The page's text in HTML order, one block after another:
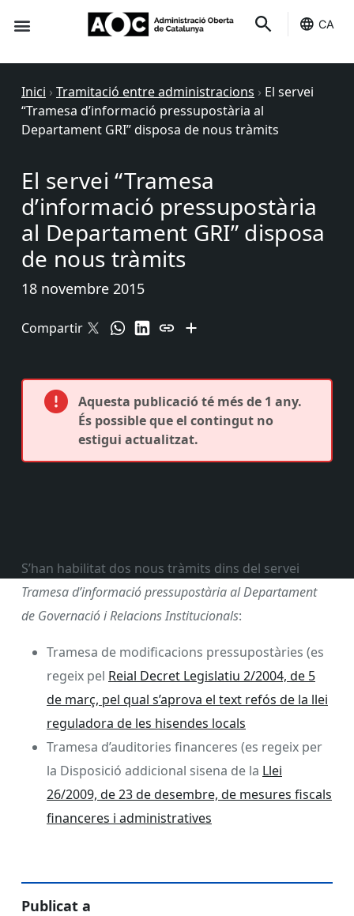
CA
Inici › Tramitació entre administracions › El servei
“Tramesa d’informació pressupostària al
Departament GRI” disposa de nous tràmits
El servei “Tramesa
d’informació pressupostària
al Departament GRI” disposa
de nous tràmits
18 novembre 2015
Compartir
Aquesta publicació té més de 1 any.
És possible que el contingut no
estigui actualitzat.
S’han habilitat dos nous tràmits dins del servei
Tramesa d’informació pressupostària al Departament
de Governació i Relacions Institucionals:
Tramesa de modificacions pressupostàries (es
regeix pel Reial Decret Legislatiu 2/2004, de 5
de març, pel qual s’aprova el text refós de la llei
reguladora de les hisendes locals
Tramesa d’auditories financeres (es regeix per
la Disposició addicional sisena de la Llei
26/2009, de 23 de desembre, de mesures fiscals
financeres i administratives
Publicat a